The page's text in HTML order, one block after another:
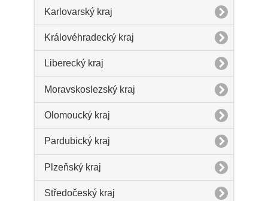
Karlovarský kraj
Královéhradecký kraj
Liberecký kraj
Moravskoslezský kraj
Olomoucký kraj
Pardubický kraj
Plzeňský kraj
Středočeský kraj